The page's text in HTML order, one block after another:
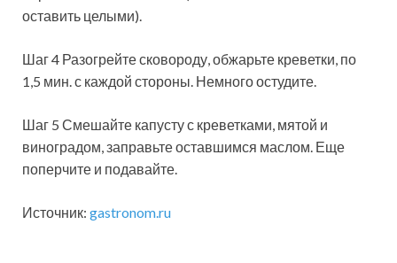
оставить целыми).
Шаг 4 Разогрейте сковороду, обжарьте креветки, по
1,5 мин. с каждой стороны. Немного остудите.
Шаг 5 Смешайте капусту с креветками, мятой и
виноградом, заправьте оставшимся маслом. Еще
поперчите и подавайте.
Источник: gastronom.ru